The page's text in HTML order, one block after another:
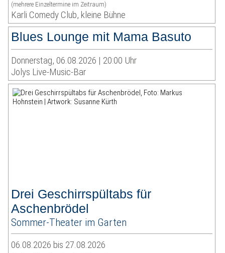
(mehrere Einzeltermine im Zeitraum)
Karli Comedy Club, kleine Bühne
Blues Lounge mit Mama Basuto
Donnerstag, 06.08.2026 | 20:00 Uhr
Jolys Live-Music-Bar
Drei Geschirrspültabs für
Aschenbrödel
Sommer-Theater im Garten
06.08.2026 bis 27.08.2026